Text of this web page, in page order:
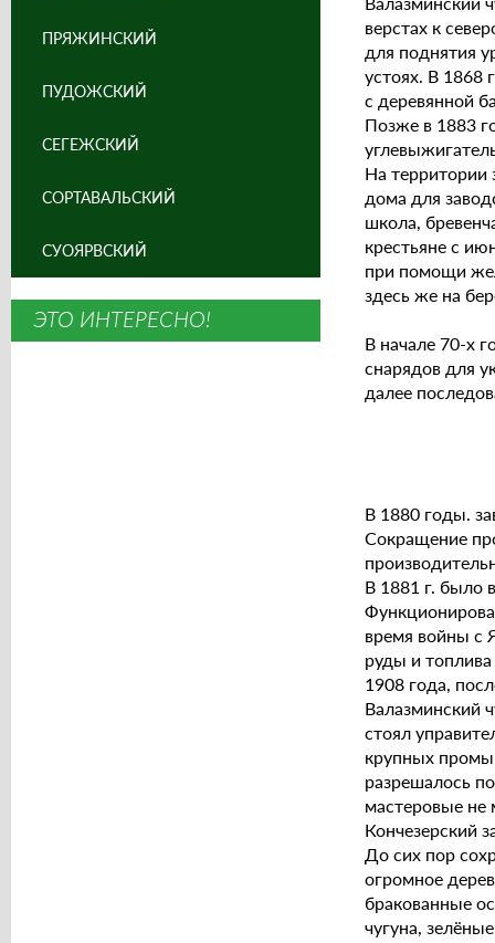
верстах к
для поднятия
устоях. В 1868
с деревянной
Позже в 1883
На территории
дома для
школа,
крестьяне с
при помощи
здесь же на
В начале 70-х
снарядов для
далее
В 1880 годы.
Сокращение
В 1881 г. было
время войны с
руды и топлива
1908 года,
Валазминский
стоял
крупных
разрешалось
мастеровые не
Кончезерский
До сих пор
огромное
бракованные
чугуна,
ПРЯЖИНСКИЙ
ПУДОЖСКИЙ
СЕГЕЖСКИЙ
СОРТАВАЛЬСКИЙ
СУОЯРВСКИЙ
ЭТО ИНТЕРЕСНО!